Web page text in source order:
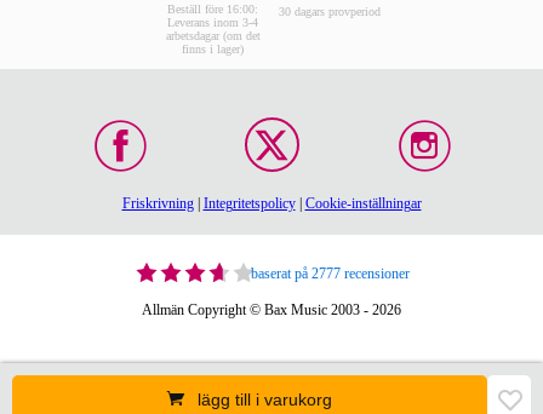
lägg till i varukorg
Beställ före 16:00:
Leverans inom 3-4
arbetsdagar (om det
finns i lager)
30 dagars provperiod
Friskrivning| Integritetspolicy| Cookie-inställningar
baserat på 2777 recensioner
Allmän Copyright © Bax Music 2003 - 2026